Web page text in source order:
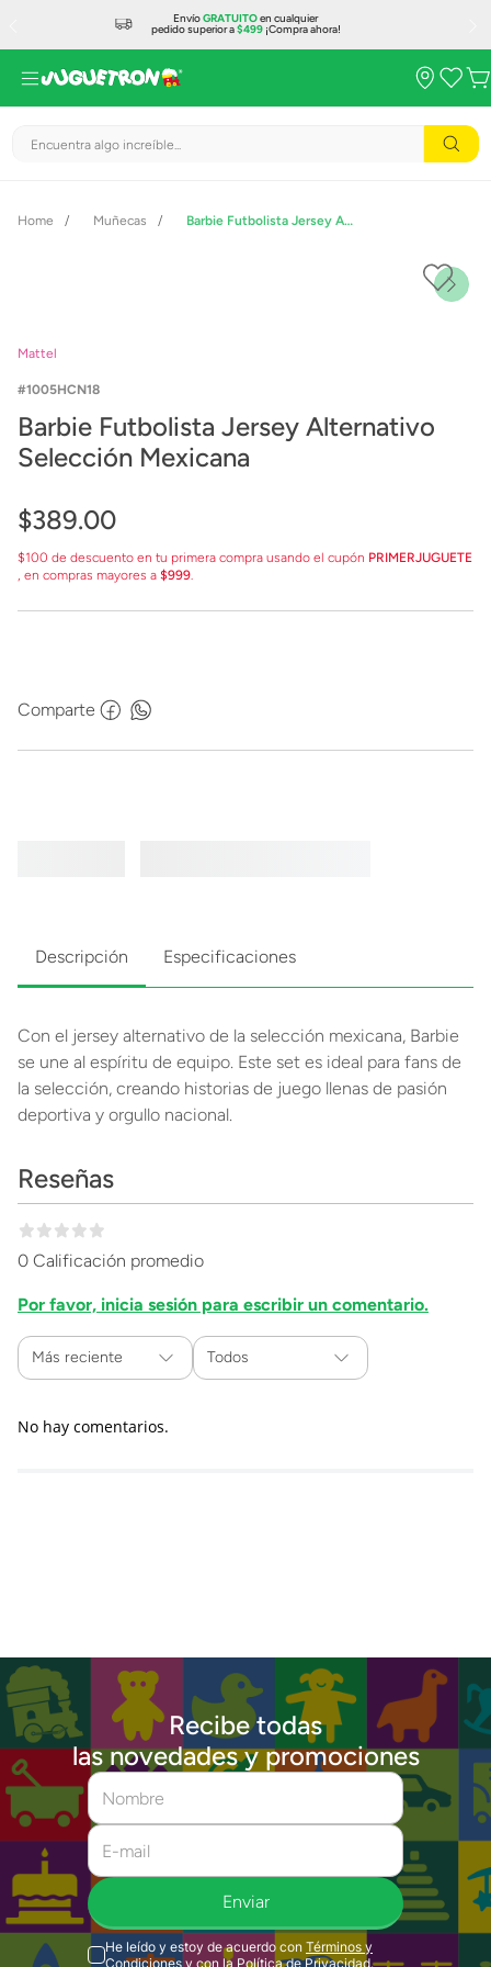
EnvíoGRATUITOen cualquier
pedido superior a$499¡Compra ahora!
Encuentra algo increíble...
Muñecas Barbie Futbolista Jersey Alternativo Selección Mexicana
Mattel
1005HCN18
Barbie Futbolista Jersey Alternativo
Selección Mexicana
$389.00
$100 de descuento en tu primera compra usando el cupón PRIMERJUGUETE
, en compras mayores a $999.
Comparte
Descripción Especificaciones
Con el jersey alternativo de la selección mexicana, Barbie
se une al espíritu de equipo. Este set es ideal para fans de
la selección, creando historias de juego llenas de pasión
deportiva y orgullo nacional.
Reseñas
0 Calificación promedio
Por favor, inicia sesión para escribir un comentario.
Más reciente Todos
No hay comentarios.
Recibe todas
las novedades y promociones
Enviar
He leído y estoy de acuerdo con Términos y
Condiciones y con la Política de Privacidad.